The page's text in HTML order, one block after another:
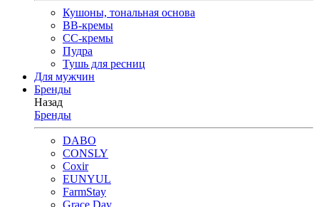
Кушоны, тональная основа
BB-кремы
CC-кремы
Пудра
Тушь для ресниц
Для мужчин
Бренды
Назад
Бренды
DABO
CONSLY
Coxir
EUNYUL
FarmStay
Grace Day